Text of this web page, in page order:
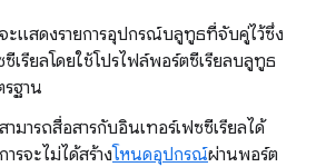
แสดงรายการอุปกรณ์บลูทูธที่จับคู่ไว้ซึ่ง
เรียลโดยใช้โปรไฟล์พอร์ตซีเรียลบลูทูธ
ฐาน
มารถสื่อสารกับอินเทอร์เฟซซีเรียลได้
รจะไม่ได้สร้างโหนดอุปกรณ์ผ่านพอร์ต